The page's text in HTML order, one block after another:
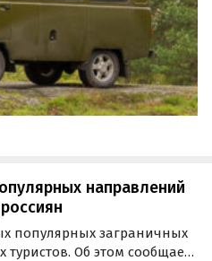
направлений
популярных заграничных
Об этом сообщает